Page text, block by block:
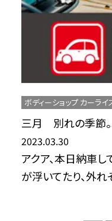
ボディーショップ カーライ
三月 別れの季節。。
2023.03.30
アクア、本日納車
が浮いてたり、外れそ